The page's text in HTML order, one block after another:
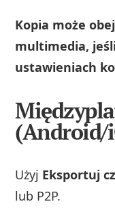
Kopia może
multimedia, jeśli
ustawieniach
(Android/
Użyj Eksportuj
lub P2P.